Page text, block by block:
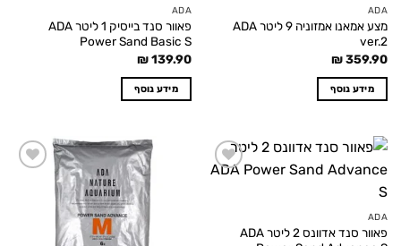
ADA
מצע אמאנו אמזוניה 9 ליטר ADA
ver.2
₪359.90
מידע נוסף
ADA
פאוור סנד בייסיק 1 ליטר ADA
Power Sand Basic S
₪139.90
מידע נוסף
ADA
פאוור סנד אדוונס 2 ליטר ADA